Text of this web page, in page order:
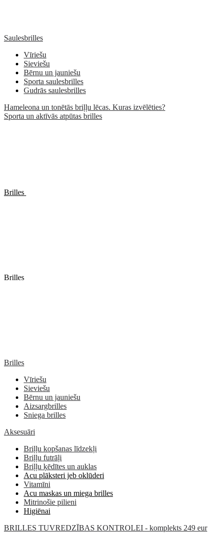
Saulesbrilles
Vīriešu
Sieviešu
Bērnu un jauniešu
Sporta saulesbrilles
Gudrās saulesbrilles
Hameleona un tonētās briļļu lēcas. Kuras izvēlēties?
Sporta un aktīvās atpūtas brilles
Brilles
Brilles
Brilles
Vīriešu
Sieviešu
Bērnu un jauniešu
Aizsargbrilles
Sniega brilles
Aksesuāri
Briļļu kopšanas līdzekļi
Briļļu futrāļi
Briļļu ķēdītes un auklas
Acu plāksteri jeb oklūderi
Vitamīni
Acu maskas un miega brilles
Mitrinošie pilieni
Higiēnai
BRILLES TUVREDZĪBAS KONTROLEI - komplekts 249 eur